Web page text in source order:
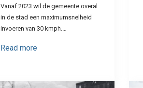
Vanaf 2023 wil de gemeente overal
in de stad een maximumsnelheid
invoeren van 30 kmph.…
Read more